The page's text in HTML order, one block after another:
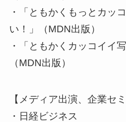
・「ともかくもっとカッ
い！」（MDN出版）
・「ともかくカッコイイ
（MDN出版）
【メディア出演、企業セ
・日経ビジネス